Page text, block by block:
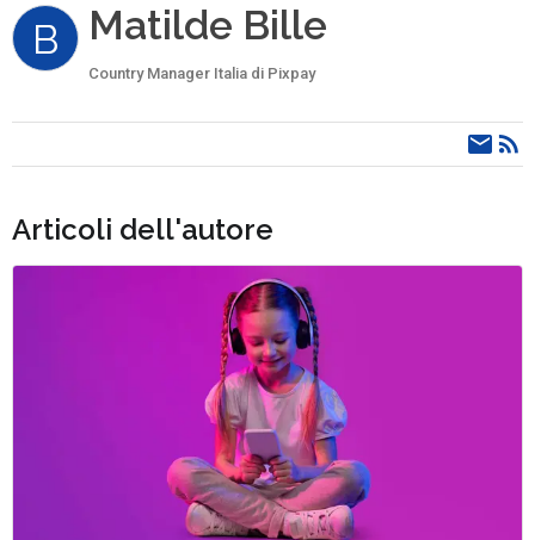
B Matilde Bille
Country Manager Italia di Pixpay
Articoli dell'autore